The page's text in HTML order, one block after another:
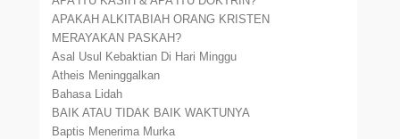
APAKAH ALKITABIAH ORANG KRISTEN
MERAYAKAN PASKAH?
Asal Usul Kebaktian Di Hari Minggu
Atheis Meninggalkan
Bahasa Lidah
BAIK ATAU TIDAK BAIK WAKTUNYA
Baptis Menerima Murka